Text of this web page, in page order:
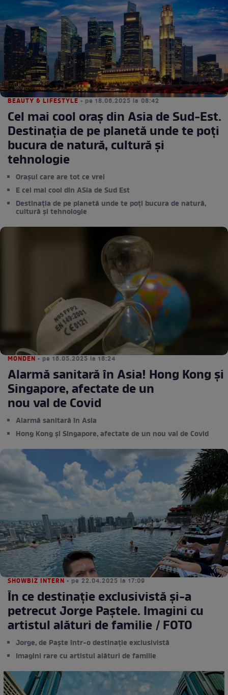
BEAUTY & LIFESTYLE • pe 18.06.2025 la 08:42
Cel mai cool oraș din Asia de Sud-Est.
Destinația de pe planetă unde te poți
bucura de natură, cultură și
tehnologie
Orașul care are tot ce vrei
E cel mai cool din ASia de Sud Est
Destinația de pe planetă unde te poți bucura de natură,
cultură și tehnologie
MONDEN • pe 16.05.2025 la 18:24
Alarmă sanitară în Asia! Hong Kong și
Singapore, afectate de un
nou val de Covid
Alarmă sanitară în Asia
Hong Kong și Singapore, afectate de un nou val de Covid
SHOWBIZ INTERN • pe 22.04.2025 la 17:09
În ce destinație exclusivistă și-a
petrecut Jorge Paștele. Imagini cu
artistul alături de familie / FOTO
Jorge, de Paște într-o destinație exclusivistă
Imagini rare cu artistul alături de familie